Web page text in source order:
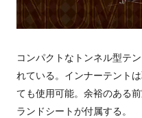
コンパクトなトンネル型テ
れている。インナーテント
ても使用可能。余裕のある
ランドシートが付属する。